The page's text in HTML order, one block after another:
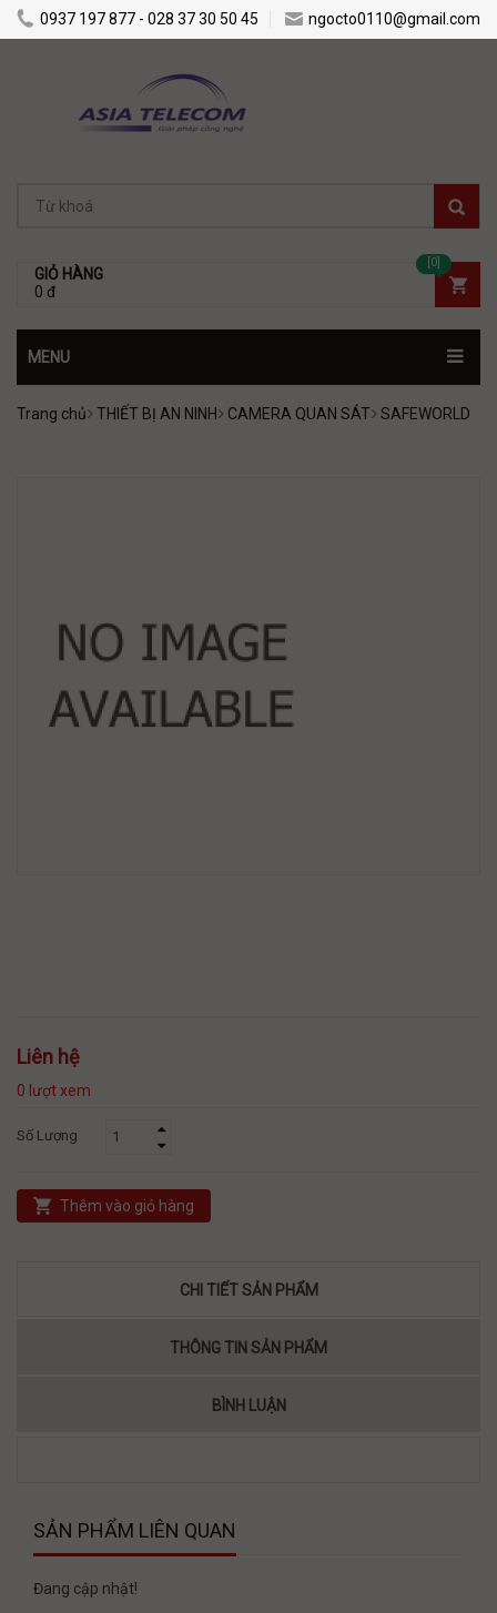
0937 197 877 - 028 37 30 50 45 ngocto0110@gmail.com
GIỎ HÀNG
0 đ
[0]
MENU
Trang chủ THIẾT BỊ AN NINH CAMERA QUAN SÁT SAFEWORLD
Liên hệ
0 lượt xem
Số Lượng
Thêm vào giỏ hàng
CHI TIẾT SẢN PHẨM
THÔNG TIN SẢN PHẨM
BÌNH LUẬN
SẢN PHẨM LIÊN QUAN
Đang cập nhật!